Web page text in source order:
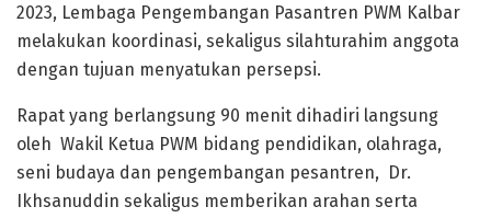
2023, Lembaga Pengembangan Pasantren PWM Kalbar
melakukan koordinasi, sekaligus silahturahim anggota
dengan tujuan menyatukan persepsi.
Rapat yang berlangsung 90 menit dihadiri langsung
oleh Wakil Ketua PWM bidang pendidikan, olahraga,
seni budaya dan pengembangan pesantren, Dr.
Ikhsanuddin sekaligus memberikan arahan serta